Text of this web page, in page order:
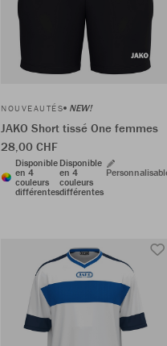
NOUVEAUTÉS NEW!
JAKO Short tissé One femmes
28,00 CHF
Disponible
en 4
couleurs
différentes
Disponible
en 4
couleurs
différentes